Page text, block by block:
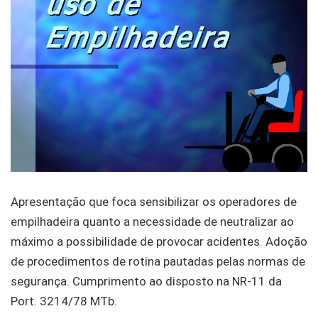
Apresentação que foca sensibilizar os operadores de
empilhadeira quanto a necessidade de neutralizar ao
máximo a possibilidade de provocar acidentes. Adoção
de procedimentos de rotina pautadas pelas normas de
segurança. Cumprimento ao disposto na NR-11 da
Port. 3214/78 MTb.